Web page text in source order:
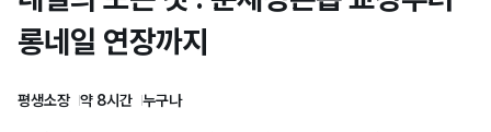
롱네일 연장까지
평생소장 약 8시간 누구나